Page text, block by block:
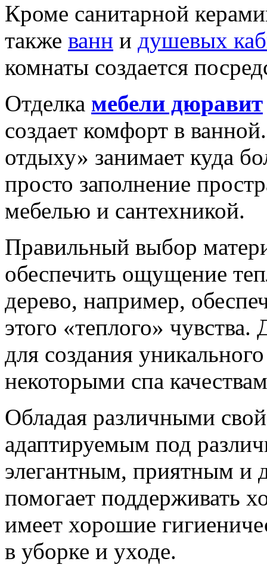
Кроме санитарной
также ванн и душевых
комнаты создается
Отделка мебели дюравит
создает комфорт в
отдыху» занимает куда
просто заполнение
мебелью и сантехникой.
Правильный выбор
обеспечить ощущение
дерево, например,
этого «теплого»
для создания
некоторыми спа
Обладая различными
адаптируемым под
элегантным, приятным и
помогает поддерживать
имеет хорошие
в уборке и уходе.